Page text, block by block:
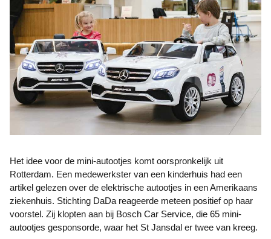
Het idee voor de mini-autootjes komt oorspronkelijk uit
Rotterdam. Een medewerkster van een kinderhuis had een
artikel gelezen over de elektrische autootjes in een Amerikaans
ziekenhuis. Stichting DaDa reageerde meteen positief op haar
voorstel. Zij klopten aan bij Bosch Car Service, die 65 mini-
autootjes gesponsorde, waar het St Jansdal er twee van kreeg.